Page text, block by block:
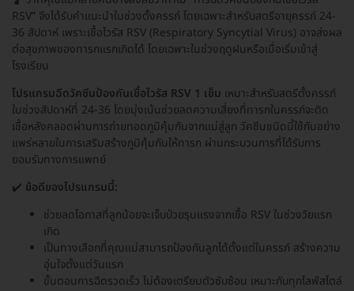
RSV” จึงได้รับคำแนะนำในช่วงตั้งครรภ์ โดยเฉพาะสำหรับสตรีอายุครรภ์ 24-
36 สัปดาห์ เพราะเชื้อไวรัส RSV (Respiratory Syncytial Virus) อาจส่งผล
ต่อสุขภาพของทารกแรกเกิดได้ โดยเฉพาะในช่วงฤดูฝนหรือเมื่อเริ่มเข้าสู่
โรงเรียน
โปรแกรมฉีดวัคซีนป้องกันเชื้อไวรัส RSV 1 เข็ม เหมาะสำหรับสตรีตั้งครรภ์
ในช่วงสัปดาห์ที่ 24-36 โดยมุ่งเน้นช่วยลดความเสี่ยงที่ทารกในครรภ์จะติด
เชื้อหลังคลอดผ่านการถ่ายทอดภูมิคุ้มกันจากแม่สู่ลูก วัคซีนชนิดนี้ใช้กันอย่าง
แพร่หลายในการเสริมสร้างภูมิคุ้มกันให้ทารก ผ่านกระบวนการที่ได้รับการ
ยอมรับทางการแพทย์
✔️ ข้อดีของโปรแกรมนี้:
ช่วยลดโอกาสที่ลูกน้อยจะเจ็บป่วยรุนแรงจากเชื้อ RSV ในช่วงวัยแรก
เกิด
เป็นทางเลือกที่คุณแม่สามารถป้องกันลูกได้ตั้งแต่ในครรภ์ สร้างความ
อุ่นใจตั้งแต่วันแรก
ขั้นตอนการฉีดรวดเร็ว ไม่ต้องเตรียมตัวซับซ้อน เหมาะกับทุกไลฟ์สไตล์